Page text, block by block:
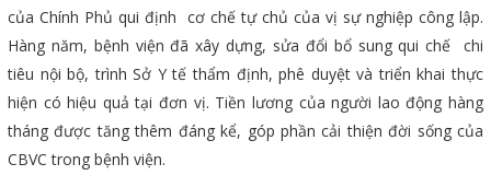
của Chính Phủ qui định cơ chế tự chủ của vị sự nghiệp công lập.
Hàng năm, bệnh viện đã xây dựng, sửa đổi bổ sung qui chế chi
tiêu nội bộ, trình Sở Y tế thẩm định, phê duyệt và triển khai thực
hiện có hiệu quả tại đơn vị. Tiền lương của người lao động hàng
tháng được tăng thêm đáng kể, góp phần cải thiện đời sống của
CBVC trong bệnh viện.